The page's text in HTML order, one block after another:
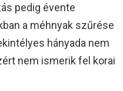
pedig évente
a méhnyak szűrése
hányada nem
nem ismerik fel korai